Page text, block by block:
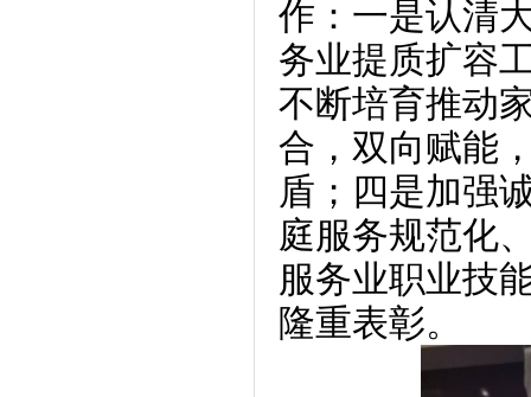
作：一是认清
务业提质扩容
不断培育推动
合，双向赋能
盾；四是加强
庭服务规范化
服务业职业技
隆重表彰。